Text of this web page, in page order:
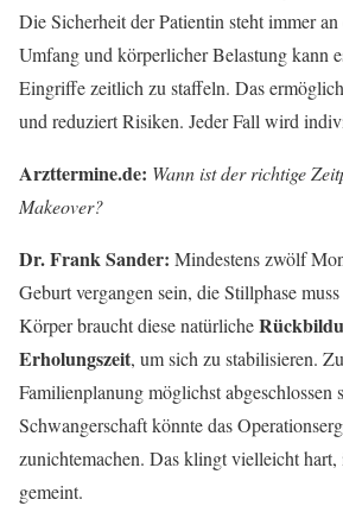
Die Sicherheit der Patientin steht immer an
Umfang und körperlicher Belastung kann
Eingriffe zeitlich zu staffeln. Das
und reduziert Risiken. Jeder Fall wird
Arzttermine.de: Wann ist der richtige
Makeover?
Dr. Frank Sander: Mindestens zwölf
Geburt vergangen sein, die Stillphase
Körper braucht diese natürliche
Erholungszeit, um sich zu stabilisieren.
Familienplanung möglichst abgeschlossen
Schwangerschaft könnte das
zunichtemachen. Das klingt vielleicht hart,
gemeint.